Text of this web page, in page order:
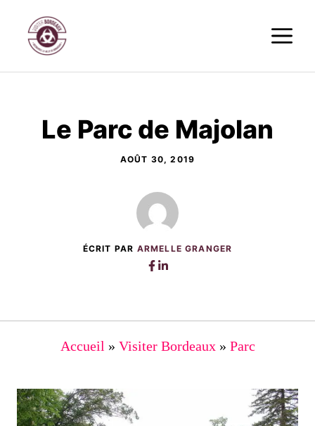
contenu
Le Parc de Majolan
AOÛT 30, 2019
ÉCRIT PAR ARMELLE GRANGER
Accueil » Visiter Bordeaux» Parc